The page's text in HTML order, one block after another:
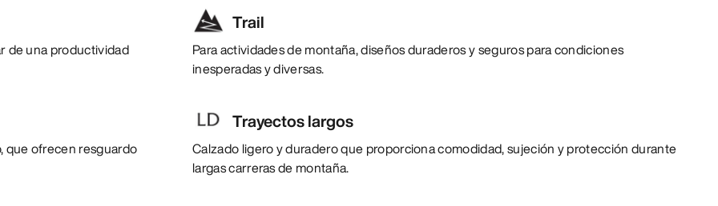
de una productividad
Trail
Para actividades de montaña, diseños duraderos y seguros para condiciones
inesperadas y diversas.
que ofrecen resguardo
Trayectos largos
Calzado ligero y duradero que proporciona comodidad, sujeción y protección durante
largas carreras de montaña.